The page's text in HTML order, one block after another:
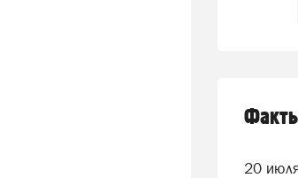
20